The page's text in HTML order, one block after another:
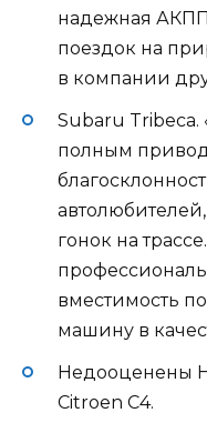
надежная
поездок на
в компании
Subaru Tribeca.
полным
гонок на
вместимость
машину в
Недооценены
Citroen C4.